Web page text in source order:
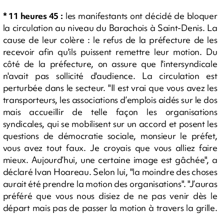
* 11 heures 45 : les manifestants ont décidé de bloquer
la circulation au niveau du Barachois à Saint-Denis. La
cause de leur colère : le refus de la préfecture de les
recevoir afin qu'ils puissent remettre leur motion. Du
côté de la préfecture, on assure que l'intersyndicale
n'avait pas sollicité d'audience. La circulation est
perturbée dans le secteur. "Il est vrai que vous avez les
transporteurs, les associations d’emplois aidés sur le dos
mais accueillir de telle façon les organisations
syndicales, qui se mobilisent sur un accord et posent les
questions de démocratie sociale, monsieur le préfet,
vous avez tout faux. Je croyais que vous alliez faire
mieux. Aujourd’hui, une certaine image est gâchée", a
déclaré Ivan Hoareau. Selon lui, "la moindre des choses
aurait été prendre la motion des organisations". "J’auras
préféré que vous nous disiez de ne pas venir dès le
départ mais pas de passer la motion à travers la grille.